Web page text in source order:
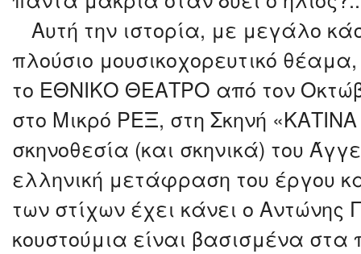
Αυτή την ιστορία, με μεγάλο
πλούσιο μουσικοχορευτικό
το ΕΘΝΙΚΟ ΘΕΑΤΡΟ από τον
στο Μικρό ΡΕΞ, στη Σκηνή
σκηνοθεσία (και σκηνικά) του
ελληνική μετάφραση του έργου
των στίχων έχει κάνει ο Αντώνης
κουστούμια είναι βασισμένα